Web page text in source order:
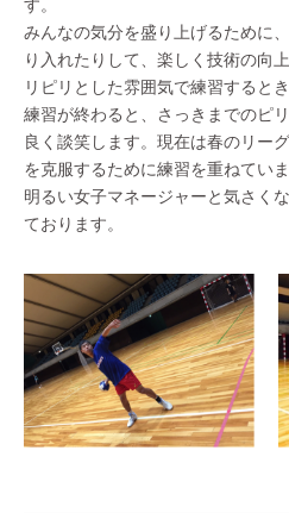
す。
みんなの気分を盛り上げるために
り入れたりして、楽しく技術の向
リピリとした雰囲気で練習すると
練習が終わると、さっきまでのピ
良く談笑します。現在は春のリー
を克服するために練習を重ねていま
明るい女子マネージャーと気さく
ております。